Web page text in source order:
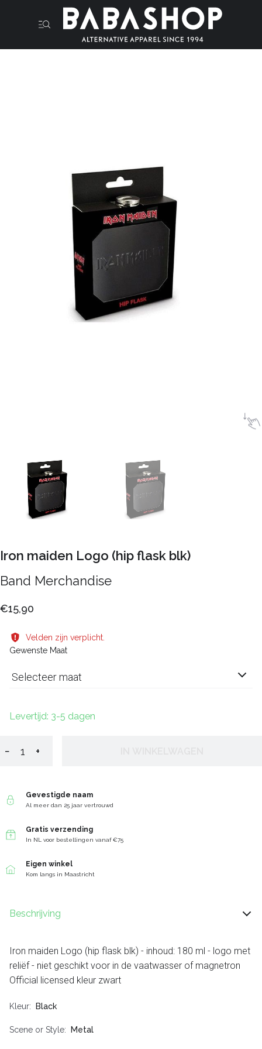
Iron maiden Logo (hip flask blk)
Band Merchandise
€15,90
Velden zijn verplicht.
Gewenste Maat
Selecteer maat
Levertijd: 3-5 dagen
− +
Gevestigde naam
Al meer dan 25 jaar vertrouwd
Gratis verzending
In NL voor bestellingen vanaf €75
Eigen winkel
Kom langs in Maastricht
Beschrijving
Iron maiden Logo (hip flask blk) - inhoud: 180 ml - logo met
reliëf - niet geschikt voor in de vaatwasser of magnetron
Official licensed kleur zwart
Kleur Black
Scene or Style Metal